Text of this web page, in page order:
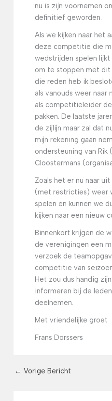
nu is zijn voornemen
definitief geworden.
Als we kijken naar het
deze competitie die
wedstrijden spelen
om te stoppen met
die reden heb ik
als vanouds weer
als competitieleider
pakken. De laatste
de zijlijn maar zal dat
mijn rekening gaan
ondersteuning van Rik
Cloostermans
Zoals het er nu naar
(met restricties) weer
spelen en kunnen we
kijken naar een nieuw
Binnenkort krijgen de
de verenigingen een
verzoek de
competitie van
Het zou dus handig
informeren bij de
deelnemen.
Met vriendelijke groet
Frans Dorssers
← Vorige Bericht